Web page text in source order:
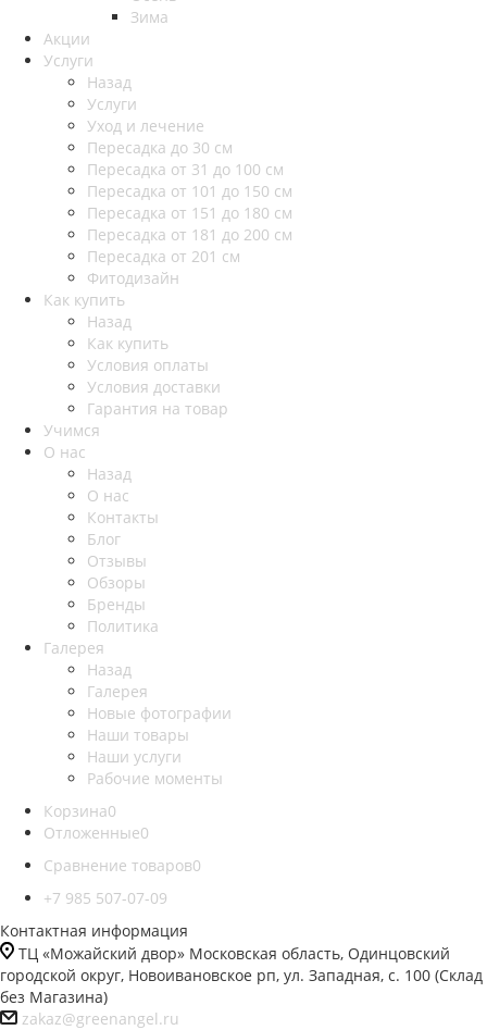
Зима
Акции
Услуги
Назад
Услуги
Уход и лечение
Пересадка до 30 см
Пересадка от 31 до 100 см
Пересадка от 101 до 150 см
Пересадка от 151 до 180 см
Пересадка от 181 до 200 см
Пересадка от 201 см
Фитодизайн
Как купить
Назад
Как купить
Условия оплаты
Условия доставки
Гарантия на товар
Учимся
О нас
Назад
О нас
Контакты
Блог
Отзывы
Обзоры
Бренды
Политика
Галерея
Назад
Галерея
Новые фотографии
Наши товары
Наши услуги
Рабочие моменты
Корзина0
Отложенные0
Сравнение товаров0
+7 985 507-07-09
Контактная информация
ТЦ «Можайский двор» Московская область, Одинцовский
городской округ, Новоивановское рп, ул. Западная, с. 100 (Склад
без Магазина)
zakaz@greenangel.ru